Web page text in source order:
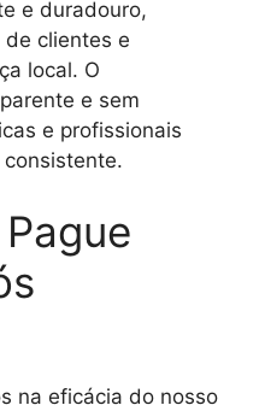
e duradouro,
clientes e
local. O
e sem
e profissionais
na eficácia do nosso